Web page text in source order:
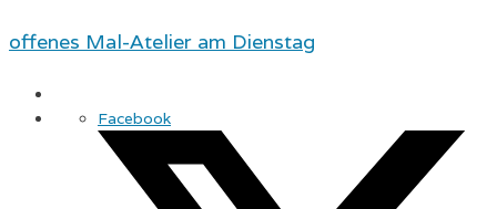
offenes Mal-Atelier am Dienstag
Facebook